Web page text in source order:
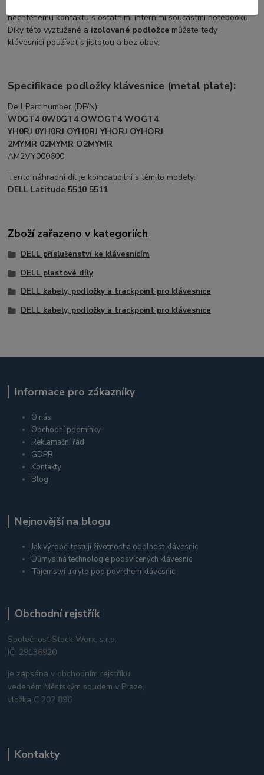
nechtěnému kontaktu s ostatními interními součástmi notebooku.
Díky této vyztužené a izolované podložce můžete tedy
klávesnici používat s jistotou a bez obav.
Specifikace podložky klávesnice (metal plate):
Dell Part number (DP/N):
W0GT4 0W0GT4 OWOGT4 WOGT4
YH0RJ 0YH0RJ OYH0RJ YHORJ OYHORJ
2MYMR 02MYMR O2MYMR
AM2VY000600
Tento náhradní díl je kompatibilní s těmito modely:
DELL Latitude 5510 5511
Zboží zařazeno v kategoriích
DELL příslušenství ke klávesnicím
DELL plastové díly
DELL kabely, podložky a trackpoint pro klávesnice
DELL kabely, podložky a trackpoint pro klávesnice
Informace pro zákazníky
O nás
Obchodní podmínky
Reklamační řád
GDPR
Kontakty
Blog
Nejnovější na blogu
Jak výrobci testují životnost a odolnost klávesnic
Důmyslná technologie podsvícených klávesnic
Tajemství ukryto pod povrchem klávesnic
Obchodní rejstřík
Společnost Stock Worx, s.r.o.
IČ: 29136920
je zapsána v obchodním rejstříku
vedeném Městským soudem v Praze,
vložka C 202 896
Kontakty